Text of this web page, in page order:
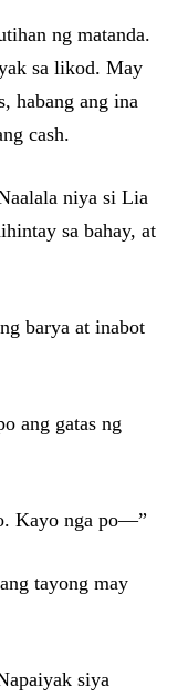
ng matanda.
sa likod. May
habang ang ina
cash.
niya si Lia
sa bahay, at
barya at inabot
ang gatas ng
Kayo nga po—”
tayong may
siya